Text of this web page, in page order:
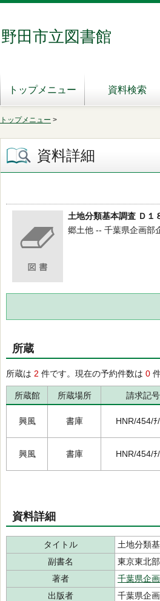
野田市立図書館
トップメニュー 資料検索
トップメニュー >
資料詳細
土地分類基本調査 Ｄ１
郷土他 -- 千葉県企画部
所蔵
所蔵は 2 件です。現在の予約件数は 0
所蔵館 所蔵場所 請求記号
興風 書庫 HNR/454/ﾁ
興風 書庫 HNR/454/ﾁ
資料詳細
タイトル
土地分類
副書名
東京東北
著者
千葉県企
出版者
千葉県企